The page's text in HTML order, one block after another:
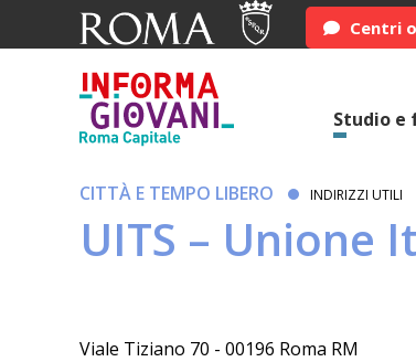
Centri
Studio e
CITTÀ E TEMPO LIBERO INDIRIZZI UTILI
UITS – Unione
Viale Tiziano 70 - 00196 Roma RM